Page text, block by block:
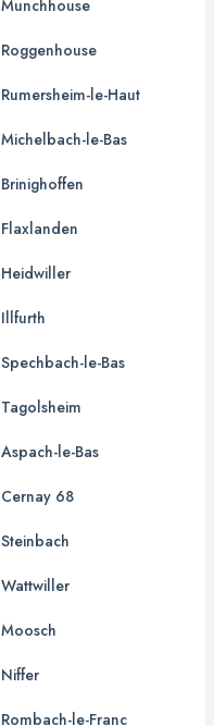
Munchhouse
Roggenhouse
Rumersheim-le-Haut
Michelbach-le-Bas
Brinighoffen
Flaxlanden
Heidwiller
Illfurth
Spechbach-le-Bas
Tagolsheim
Aspach-le-Bas
Cernay 68
Steinbach
Wattwiller
Moosch
Niffer
Rombach-le-Franc